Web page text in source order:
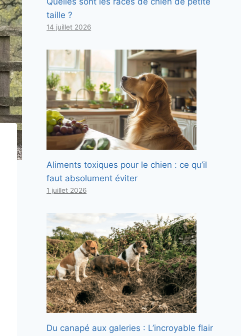
taille ?
14 juillet 2026
Aliments toxiques pour le chien : ce qu’il
faut absolument éviter
1 juillet 2026
Du canapé aux galeries : L’incroyable flair